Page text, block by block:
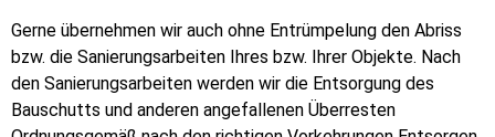
Gerne übernehmen wir auch ohne Entrümpelung den Abriss
bzw. die Sanierungsarbeiten Ihres bzw. Ihrer Objekte. Nach
den Sanierungsarbeiten werden wir die Entsorgung des
Bauschutts und anderen angefallenen Überresten